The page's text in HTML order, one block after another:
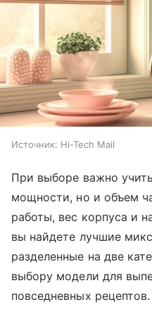
Источник: Hi-Tech Mail
При выборе важно
мощности, но и объем
работы, вес корпуса и
вы найдете лучшие
разделенные на две
выбору модели для
повседневных рецептов.